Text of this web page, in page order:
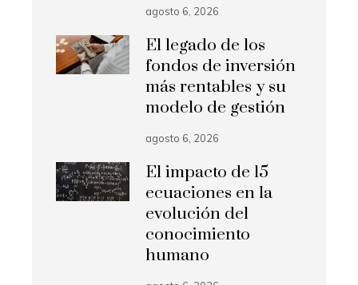
agosto 6, 2026
El legado de los
fondos de inversión
más rentables y su
modelo de gestión
agosto 6, 2026
El impacto de 15
ecuaciones en la
evolución del
conocimiento
humano